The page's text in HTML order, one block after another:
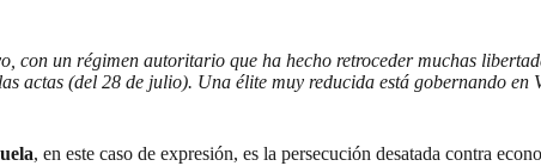
con un régimen autoritario que ha hecho retroceder muchas
(del 28 de julio). Una élite muy reducida está gobernando en
, en este caso de expresión, es la persecución desatada contra